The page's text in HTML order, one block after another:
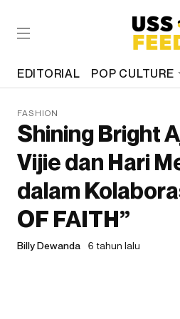
EDITORIAL POP CULTURE
FASHION
Shining Bright
Vijie dan Hari
dalam
OF FAITH”
Billy Dewanda 6 tahun lalu